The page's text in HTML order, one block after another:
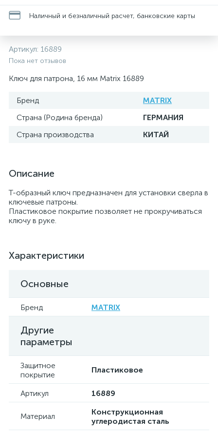
Наличный и безналичный расчет, банковские карты
Артикул: 16889
Пока нет отзывов
Ключ для патрона, 16 мм Matrix 16889
Бренд
MATRIX
Страна (Родина бренда)
ГЕРМАНИЯ
Страна производства
КИТАЙ
Описание
Т-образный ключ предназначен для установки сверла в
ключевые патроны.
Пластиковое покрытие позволяет не прокручиваться
ключу в руке.
Характеристики
Основные
Бренд MATRIX
Другие
параметры
Защитное
покрытие
Пластиковое
Артикул 16889
Материал
Конструкционная
углеродистая сталь